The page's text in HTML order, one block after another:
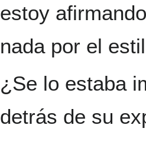
estoy
nada por el
¿Se lo estaba
detrás de su